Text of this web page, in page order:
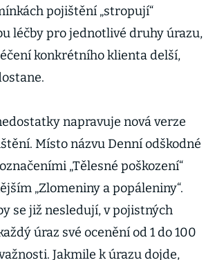
pojištění „stropují“
léčby pro jednotlivé druhy úrazu,
konkrétního klienta delší,
napravuje nová verze
Místo názvu Denní odškodné
„Tělesné poškození“
„Zlomeniny a popáleniny“.
se již nesledují, v pojistných
úraz své ocenění od 1 do 100
Jakmile k úrazu dojde,